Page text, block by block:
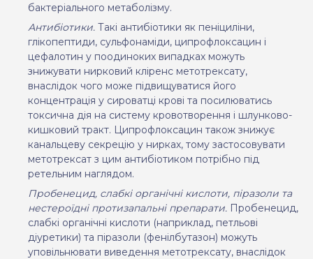
бактеріального метаболізму.
Антибіотики. Такі антибіотики як пеніциліни,
глікопептиди, сульфонаміди, ципрофлоксацин і
цефалотин у поодиноких випадках можуть
знижувати нирковий кліренс метотрексату,
внаслідок чого може підвищуватися його
концентрація у сироватці крові та посилюватись
токсична дія на систему кровотворення і шлунково-
кишковий тракт. Ципрофлоксацин також знижує
канальцеву секрецію у нирках, тому застосовувати
метотрексат з цим антибіотиком потрібно під
ретельним наглядом.
Пробенецид, слабкі органічні кислоти, піразоли та
нестероїдні протизапальні препарати. Пробенецид,
слабкі органічні кислоти (наприклад, петльові
діуретики) та піразоли (фенілбутазон) можуть
уповільнювати виведення метотрексату, внаслідок